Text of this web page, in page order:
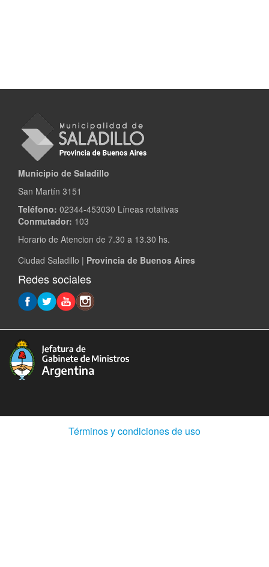
Municipio de Saladillo
San Martín 3151
Teléfono: 02344-453030 Líneas rotativas
Conmutador: 103
Horario de Atencion de 7.30 a 13.30 hs.
Ciudad Saladillo | Provincia de Buenos Aires
Redes sociales
Términos y condiciones de uso(Abre